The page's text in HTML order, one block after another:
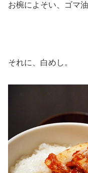
お椀によそい、ゴマ
それに、白めし。